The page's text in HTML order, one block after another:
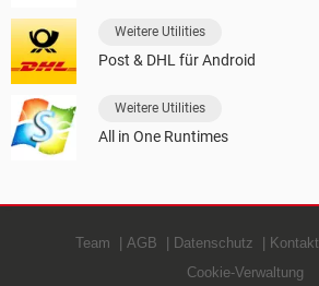
Weitere Utilities
Post & DHL für Android
Weitere Utilities
All in One Runtimes
Team AGB Datenschutz Kontakt
Cookie-Verwaltung